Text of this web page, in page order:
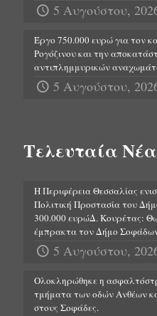
5 Αυγούστου,
Έργο 750.000 ευρώ για τον
Ρογόζινου και την
αντιπλημμυρικών
5 Αυγούστου,
Τελευταία Νέα
Η Περιφέρεια Θεσσαλίας
Πολιτική Προστασία του
300.000 ευρώΔ. Κουρέτας:
έμπρακτα τον Δήμο
5 Αυγούστου,
Ολοκληρώθηκε η
τμήματα των οδών Ανθέων
στους Σοφάδες.